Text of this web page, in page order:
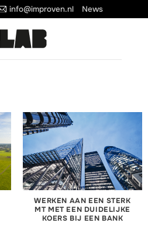
info@improven.nl News
WERKEN AAN EEN STERK
MT MET EEN DUIDELIJKE
KOERS BIJ EEN BANK